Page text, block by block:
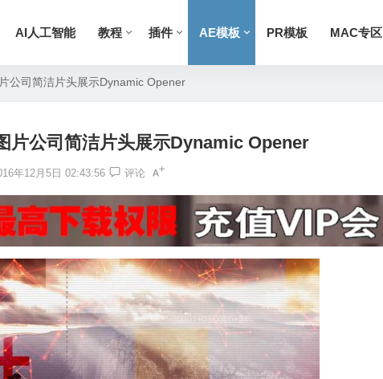
AI人工智能 教程 插件 AE模板 PR模板 MAC专区
公司简洁片头展示Dynamic Opener
片公司简洁片头展示Dynamic Opener
年12月5日 02:43:56 评论